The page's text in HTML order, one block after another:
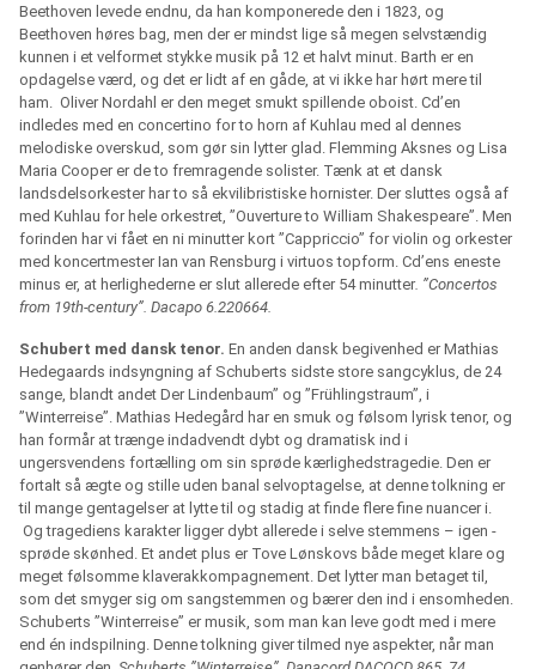
Beethoven levede endnu, da han komponerede den i 1823, og
Beethoven høres bag, men der er mindst lige så megen selvstændig
kunnen i et velformet stykke musik på 12 et halvt minut. Barth er en
opdagelse værd, og det er lidt af en gåde, at vi ikke har hørt mere til
ham. Oliver Nordahl er den meget smukt spillende oboist. Cd’en
indledes med en concertino for to horn af Kuhlau med al dennes
melodiske overskud, som gør sin lytter glad. Flemming Aksnes og Lisa
Maria Cooper er de to fremragende solister. Tænk at et dansk
landsdelsorkester har to så ekvilibristiske hornister. Der sluttes også af
med Kuhlau for hele orkestret, ”Ouverture to William Shakespeare”. Men
forinden har vi fået en ni minutter kort ”Cappriccio” for violin og orkester
med koncertmester Ian van Rensburg i virtuos topform. Cd’ens eneste
minus er, at herlighederne er slut allerede efter 54 minutter. ”Concertos
from 19th-century”. Dacapo 6.220664.
Schubert med dansk tenor. En anden dansk begivenhed er Mathias
Hedegaards indsyngning af Schuberts sidste store sangcyklus, de 24
sange, blandt andet Der Lindenbaum” og ”Frühlingstraum”, i
”Winterreise”. Mathias Hedegård har en smuk og følsom lyrisk tenor, og
han formår at trænge indadvendt dybt og dramatisk ind i
ungersvendens fortælling om sin sprøde kærlighedstragedie. Den er
fortalt så ægte og stille uden banal selvoptagelse, at denne tolkning er
til mange gentagelser at lytte til og stadig at finde flere fine nuancer i.
Og tragediens karakter ligger dybt allerede i selve stemmens – igen -
sprøde skønhed. Et andet plus er Tove Lønskovs både meget klare og
meget følsomme klaverakkompagnement. Det lytter man betaget til,
som det smyger sig om sangstemmen og bærer den ind i ensomheden.
Schuberts ”Winterreise” er musik, som man kan leve godt med i mere
end én indspilning. Denne tolkning giver tilmed nye aspekter, når man